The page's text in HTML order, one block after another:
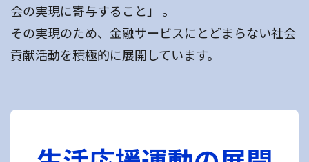
会の実現に寄与すること」 。
その実現のため、金融サービスにとどまらない社会
貢献活動を積極的に展開しています。